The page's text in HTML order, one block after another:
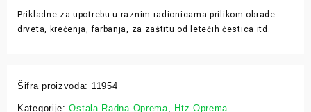
Prikladne za upotrebu u raznim radionicama prilikom obrade
drveta, krečenja, farbanja, za zaštitu od letećih čestica itd.
Šifra proizvoda: 11954
Kategorije:Ostala Radna Oprema Htz Oprema